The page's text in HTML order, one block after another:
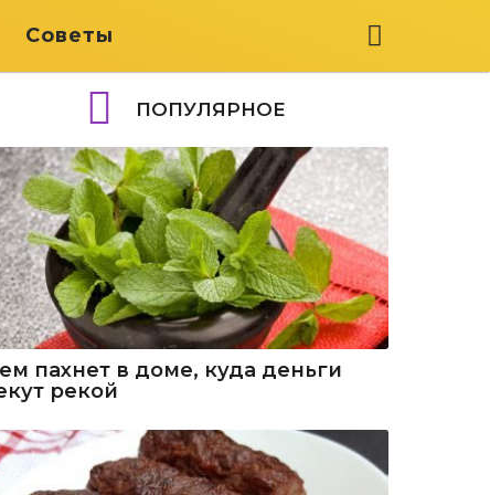
Советы
ПОПУЛЯРНОЕ
пахнет в доме, куда деньги
рекой